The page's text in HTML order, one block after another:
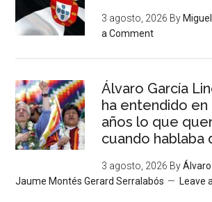
3 agosto, 2026 By
a Comment
Álvaro García
ha entendido en
años lo que
cuando hablaba
3 agosto, 2026 By
Jaume Montés Gerard Serralabós
Leave